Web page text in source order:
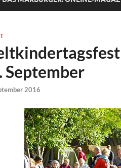
September
2016